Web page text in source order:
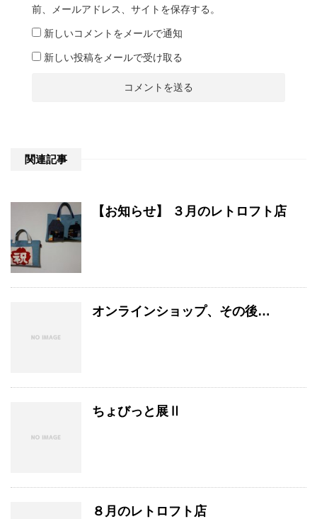
前、メールアドレス、サイトを保存する。
新しいコメントをメールで通知
新しい投稿をメールで受け取る
関連記事
【お知らせ】 ３月のレトロフト店
オンラインショップ、その後…
ちょびっと展Ⅱ
８月のレトロフト店